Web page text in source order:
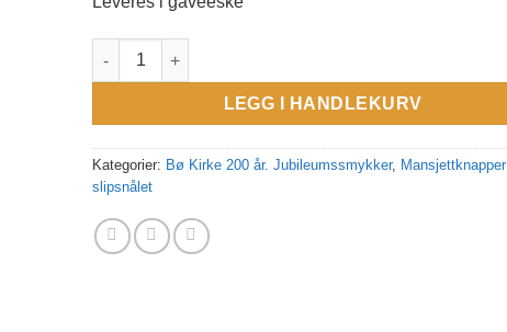
Mansjettknapper, stål, 25 mm antall
LEGG I HANDLEKURV
Kategorier: Bø Kirke 200 år. Jubileumssmykker, Mansjettknapper
slipsnålet